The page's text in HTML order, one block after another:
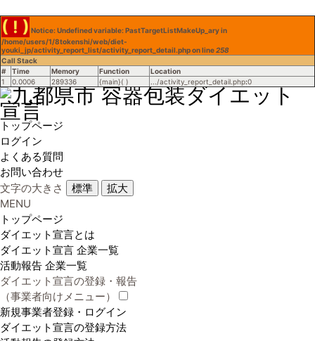
( ! ) Notice: Undefined variable: PastTargetListMakeUp_ary in
/home/users/1/8tokenshi/web/diet-
youki_jp/activity_report_list/activity_report_detail.php on line258
Call Stack
#
Time Memory Function
Location
1
0.0006 289336 {main}( ) .../activity_report_detail.php:0
トップページ
ログイン
よくある質問
お問い合わせ
文字の大きさ
標準 拡大
MENU
トップページ
ダイエット宣言とは
ダイエット宣言 企業一覧
活動報告 企業一覧
ダイエット宣言の登録・報告
（事業者向けメニュー）
新規事業者登録・ログイン
ダイエット宣言の登録方法